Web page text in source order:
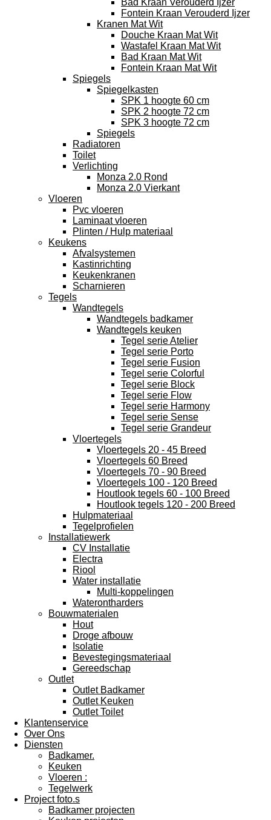
Bad Kraan Verouderd Ijzer
Fontein Kraan Verouderd Ijzer
Kranen Mat Wit
Douche Kraan Mat Wit
Wastafel Kraan Mat Wit
Bad Kraan Mat Wit
Fontein Kraan Mat Wit
Spiegels
Spiegelkasten
SPK 1 hoogte 60 cm
SPK 2 hoogte 72 cm
SPK 3 hoogte 72 cm
Spiegels
Radiatoren
Toilet
Verlichting
Monza 2.0 Rond
Monza 2.0 Vierkant
Vloeren
Pvc vloeren
Laminaat vloeren
Plinten / Hulp materiaal
Keukens
Afvalsystemen
Kastinrichting
Keukenkranen
Scharnieren
Tegels
Wandtegels
Wandtegels badkamer
Wandtegels keuken
Tegel serie Atelier
Tegel serie Porto
Tegel serie Fusion
Tegel serie Colorful
Tegel serie Block
Tegel serie Flow
Tegel serie Harmony
Tegel serie Sense
Tegel serie Grandeur
Vloertegels
Vloertegels 20 - 45 Breed
Vloertegels 60 Breed
Vloertegels 70 - 90 Breed
Vloertegels 100 - 120 Breed
Houtlook tegels 60 - 100 Breed
Houtlook tegels 120 - 200 Breed
Hulpmateriaal
Tegelprofielen
Installatiewerk
CV Installatie
Electra
Riool
Water installatie
Multi-koppelingen
Waterontharders
Bouwmaterialen
Hout
Droge afbouw
Isolatie
Bevestegingsmateriaal
Gereedschap
Outlet
Outlet Badkamer
Outlet Keuken
Outlet Toilet
Klantenservice
Over Ons
Diensten
Badkamer.
Keuken
Vloeren :
Tegelwerk
Project foto.s
Badkamer projecten